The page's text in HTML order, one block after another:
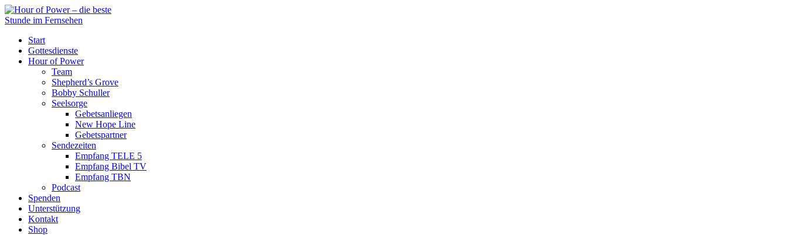
Start
Gottesdienste
Hour of Power
Team
Shepherd’s Grove
Bobby Schuller
Seelsorge
Gebetsanliegen
New Hope Line
Gebetspartner
Sendezeiten
Empfang TELE 5
Empfang Bibel TV
Empfang TBN
Podcast
Spenden
Unterstützung
Kontakt
Shop